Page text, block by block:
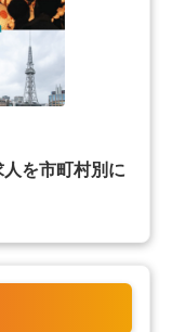
を市町村別に